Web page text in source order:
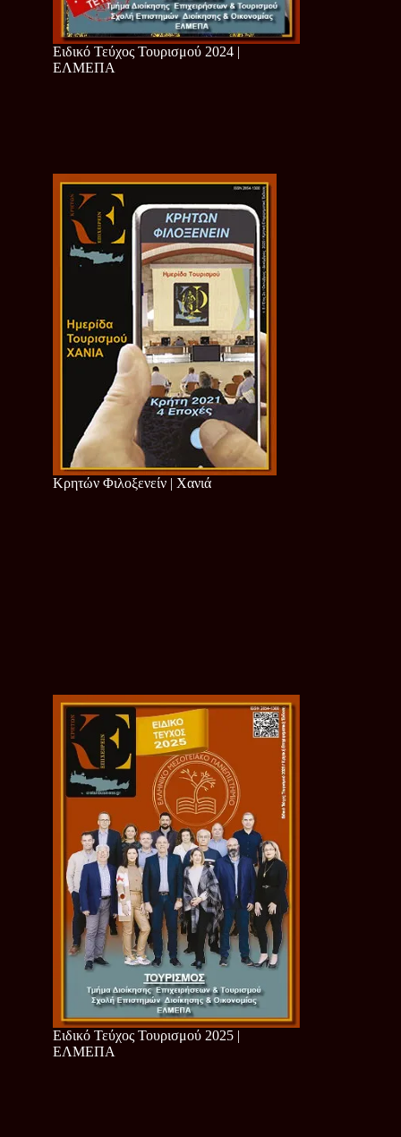
Ειδικό Τεύχος Τουρισμού 2024 |
ΕΛΜΕΠΑ
Κρητών Φιλοξενείν | Χανιά
Ειδικό Τεύχος Τουρισμού 2025 |
ΕΛΜΕΠΑ